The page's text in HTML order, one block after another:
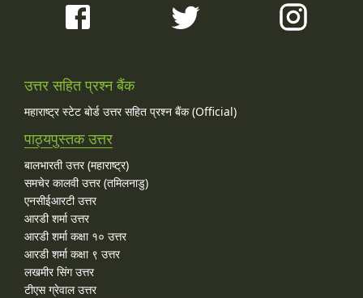
उत्तर सहित प्रश्न बैंक
महाराष्ट्र स्टेट बोर्ड उत्तर सहित प्रश्न बैंक (Official)
पाठ्यपुस्तक उत्तर
बालभारती उत्तर (महाराष्ट्र)
समचेर कालवी उत्तर (तमिलनाडु)
एनसीईआरटी उत्तर
आरडी शर्मा उत्तर
आरडी शर्मा कक्षा १० उत्तर
आरडी शर्मा कक्षा ९ उत्तर
लखमीर सिंग उत्तर
टीएस ग्रेवाल उत्तर